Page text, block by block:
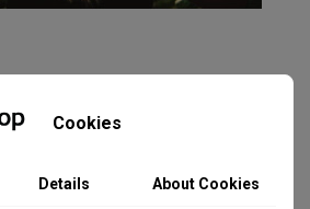
READ MORE
Cookies
Details About Cookies